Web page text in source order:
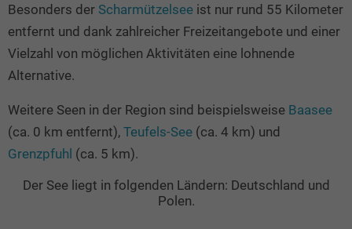
Besonders der Scharmützelsee ist nur rund 55 Kilometer
entfernt und dank zahlreicher Freizeitangebote und einer
Vielzahl von möglichen Aktivitäten eine lohnende
Alternative.
Weitere Seen in der Region sind beispielsweise Baasee
(ca. 0 km entfernt), Teufels-See (ca. 4 km) und
Grenzpfuhl (ca. 5 km).
Der See liegt in folgenden Ländern: Deutschland und
Polen.